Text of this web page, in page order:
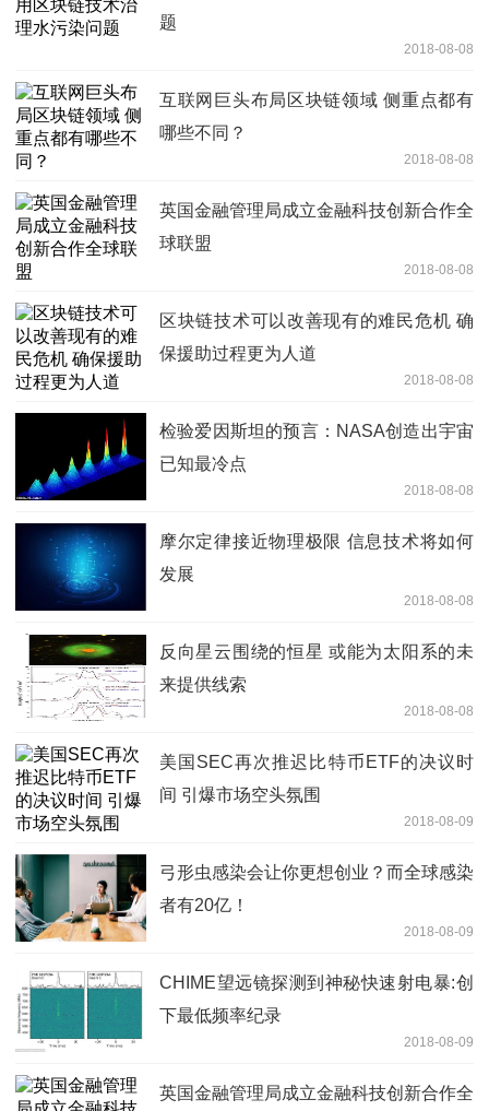
题
2018-08-08
互联网巨头布局区块链领域 侧重点都有
哪些不同？
2018-08-08
英国金融管理局成立金融科技创新合作全
球联盟
2018-08-08
区块链技术可以改善现有的难民危机 确
保援助过程更为人道
2018-08-08
检验爱因斯坦的预言：NASA创造出宇宙
已知最冷点
2018-08-08
摩尔定律接近物理极限 信息技术将如何
发展
2018-08-08
反向星云围绕的恒星 或能为太阳系的未
来提供线索
2018-08-08
美国SEC再次推迟比特币ETF的决议时
间 引爆市场空头氛围
2018-08-09
弓形虫感染会让你更想创业？而全球感染
者有20亿！
2018-08-09
CHIME望远镜探测到神秘快速射电暴:创
下最低频率纪录
2018-08-09
英国金融管理局成立金融科技创新合作全